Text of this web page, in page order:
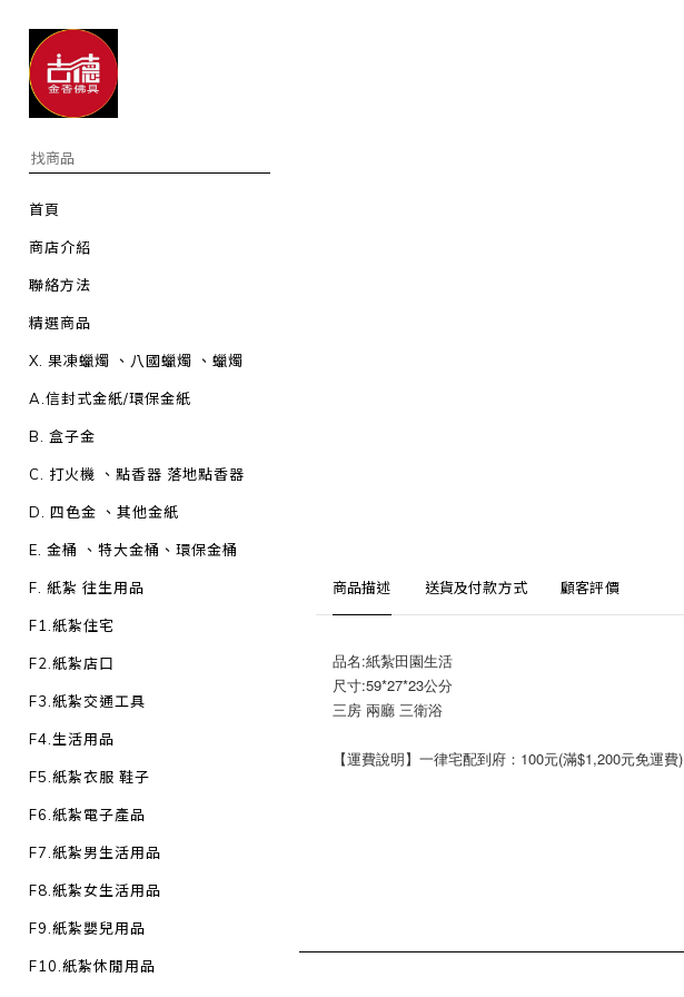
首頁
商店介紹
聯絡方法
精選商品
X. 果凍蠟燭 、八國蠟燭 、蠟燭
A.信封式金紙/環保金紙
B. 盒子金
C. 打火機 、點香器 落地點香器
D. 四色金 、其他金紙
E. 金桶 、特大金桶、環保金桶
F. 紙紮 往生用品
F1.紙紮住宅
F2.紙紮店口
F3.紙紮交通工具
F4.生活用品
F5.紙紮衣服 鞋子
F6.紙紮電子產品
F7.紙紮男生活用品
F8.紙紮女生活用品
F9.紙紮嬰兒用品
F10.紙紮休閒用品
商品描述 送貨及付款方式 顧客評價
品名:紙紮田園生活
尺寸:59*27*23公分
三房 兩廳 三衛浴
【運費說明】一律宅配到府：100元(滿$1,200元免運費)